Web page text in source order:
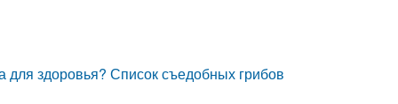
для здоровья? Список съедобных грибов